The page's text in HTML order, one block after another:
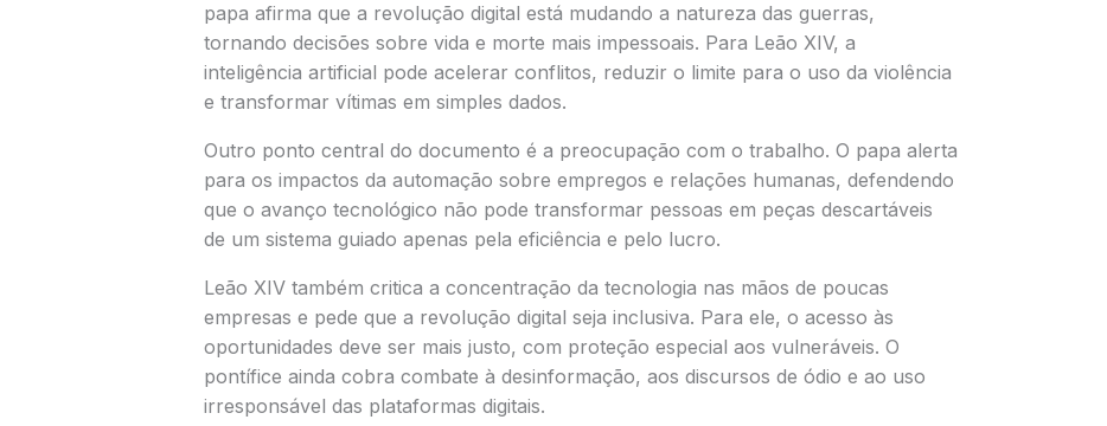
papa afirma que a revolução digital está mudando a natureza das guerras,
tornando decisões sobre vida e morte mais impessoais. Para Leão XIV, a
inteligência artificial pode acelerar conflitos, reduzir o limite para o uso da violência
e transformar vítimas em simples dados.
Outro ponto central do documento é a preocupação com o trabalho. O papa alerta
para os impactos da automação sobre empregos e relações humanas, defendendo
que o avanço tecnológico não pode transformar pessoas em peças descartáveis
de um sistema guiado apenas pela eficiência e pelo lucro.
Leão XIV também critica a concentração da tecnologia nas mãos de poucas
empresas e pede que a revolução digital seja inclusiva. Para ele, o acesso às
oportunidades deve ser mais justo, com proteção especial aos vulneráveis. O
pontífice ainda cobra combate à desinformação, aos discursos de ódio e ao uso
irresponsável das plataformas digitais.